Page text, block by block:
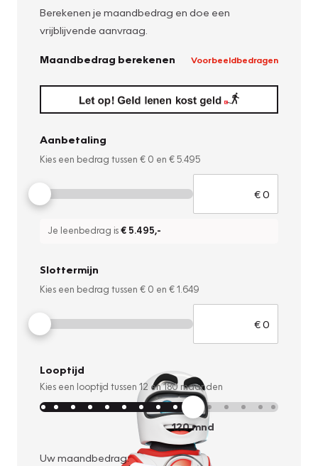
Berekenen je maandbedrag en doe een
vrijblijvende aanvraag.
Maandbedrag berekenen Voorbeeldbedragen
Aanbetaling
Kies een bedrag tussen € 0 en € 5.495
Je leenbedrag is€ 5.495,-
Slottermijn
Kies een bedrag tussen € 0 en € 1.649
Looptijd
Kies een looptijd tussen 12 en180 maanden
120mnd
Uw maandbedrag: